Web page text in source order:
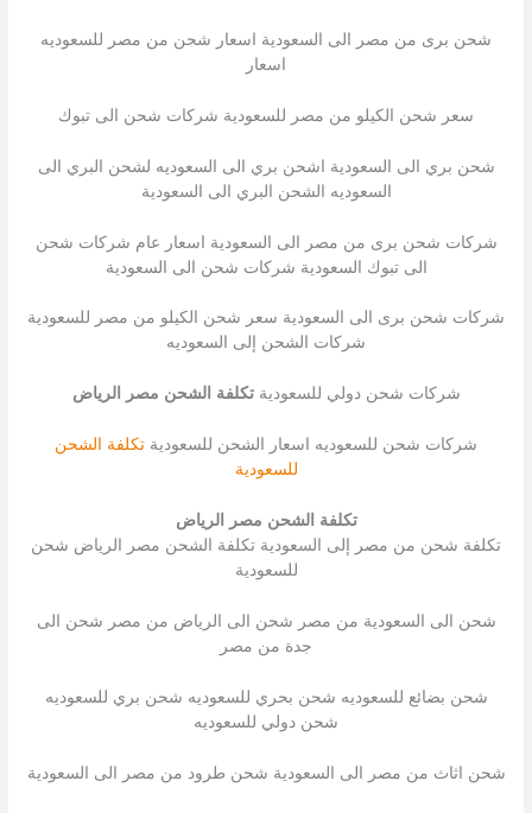
شحن برى من مصر الى السعودية اسعار شحن من مصر للسعوديه
اسعار
سعر شحن الكيلو من مصر للسعودية شركات شحن الى تبوك
شحن بري الى السعودية اشحن بري الى السعوديه لشحن البري الى
السعوديه الشحن البري الى السعودية
شركات شحن برى من مصر الى السعودية اسعار عام شركات شحن
الى تبوك السعودية شركات شحن الى السعودية
شركات شحن برى الى السعودية سعر شحن الكيلو من مصر للسعودية
شركات الشحن إلى السعوديه
شركات شحن دولي للسعوديةتكلفة الشحن مصر الرياض
شركات شحن للسعوديه اسعار الشحن للسعودية تكلفة الشحن
للسعودية
تكلفة الشحن مصر الرياض
تكلفة شحن من مصر إلى السعودية تكلفة الشحن مصر الرياض شحن
للسعودية
شحن الى السعودية من مصر شحن الى الرياض من مصر شحن الى
جدة من مصر
شحن بضائع للسعوديه شحن بحري للسعوديه شحن بري للسعوديه
شحن دولي للسعوديه
شحن اثاث من مصر الى السعودية شحن طرود من مصر الى السعودية